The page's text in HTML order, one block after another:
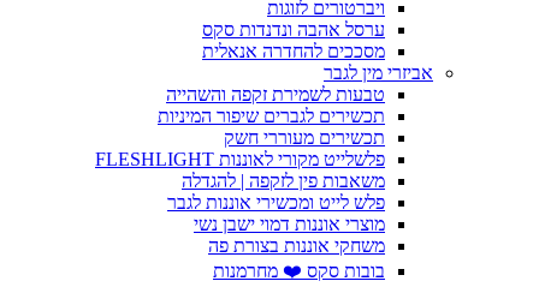
ויברטורים לזוגות
ערסל אהבה ונדנדות סקס
מסככים להחדרה אנאלית
אביזרי מין לגבר
טבעות לשמירת זקפה והשהייה
תכשירים לגברים שיפור המיניות
תכשירים מעוררי חשק
פלשלייט מקורי לאוננות FLESHLIGHT
משאבות פין לזקפה | להגדלה
פלש לייט ומכשירי אוננות לגבר
מוצרי אוננות דמוי ישבן נשי
משחקי אוננות בצורת פה
בובות סקס ❤️ מחרמנות